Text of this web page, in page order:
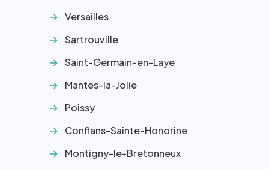
Versailles
Sartrouville
Saint-Germain-en-Laye
Mantes-la-Jolie
Poissy
Conflans-Sainte-Honorine
Montigny-le-Bretonneux